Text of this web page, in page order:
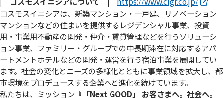
コスモスイニシアは、新築マンション・一戸建、リノベーション
マンションなどの住まいを提供するレジデンシャル事業、投資
用・事業用不動産の開発・仲介・賃貸管理などを行うソリューシ
ョン事業、ファミリー・グループでの中長期滞在に対応するアパ
ートメントホテルなどの開発・運営を行う宿泊事業を展開してい
ます。社会の変化とニーズの多様化とともに事業領域を拡大し、都
市環境をプロデュースする企業へと進化を続けています。
私たちは、ミッション 『「Next GOOD」 お客さまへ。社会へ。